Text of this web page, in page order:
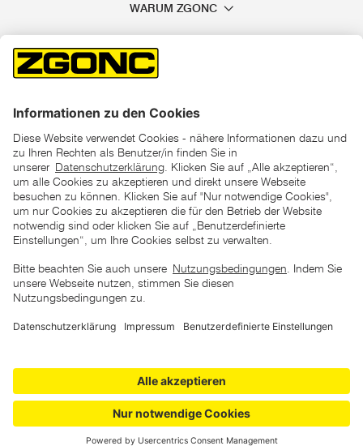
WARUM ZGONC
*der "statt"-Preis ist der niedrigste von uns in den letzten 30
Tagen vor Beginn dieser Aktion verlangte Preis
unter den UVP Preisen auf dieser Website sind die
zu verstehen
Copyright © 2026 ZGONC. Alle Rechte vorbehalten.